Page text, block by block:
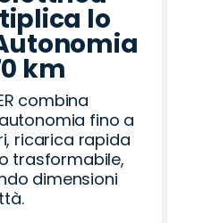
lo
km
combina
fino a
ricarica rapida
trasformabile,
dimensioni